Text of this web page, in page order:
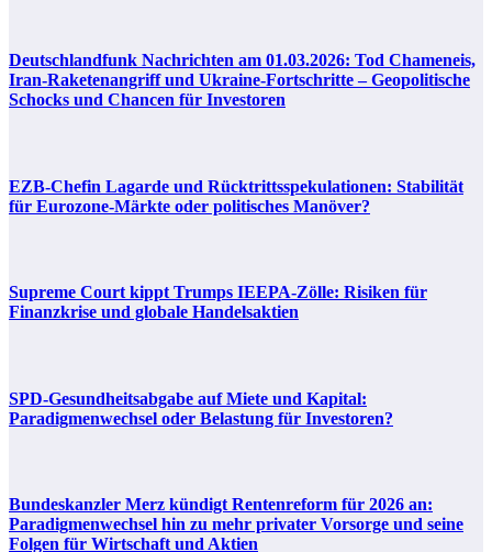
Deutschlandfunk Nachrichten am 01.03.2026: Tod Chameneis,
Iran-Raketenangriff und Ukraine-Fortschritte – Geopolitische
Schocks und Chancen für Investoren
EZB-Chefin Lagarde und Rücktrittsspekulationen: Stabilität
für Eurozone-Märkte oder politisches Manöver?
Supreme Court kippt Trumps IEEPA-Zölle: Risiken für
Finanzkrise und globale Handelsaktien
SPD-Gesundheitsabgabe auf Miete und Kapital:
Paradigmenwechsel oder Belastung für Investoren?
Bundeskanzler Merz kündigt Rentenreform für 2026 an:
Paradigmenwechsel hin zu mehr privater Vorsorge und seine
Folgen für Wirtschaft und Aktien